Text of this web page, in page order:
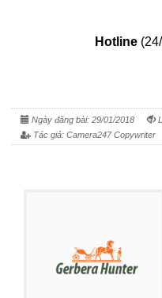
Hotline
Ngày đăng bài: 29/01/2018
Tác giả: Camera247 Copywriter